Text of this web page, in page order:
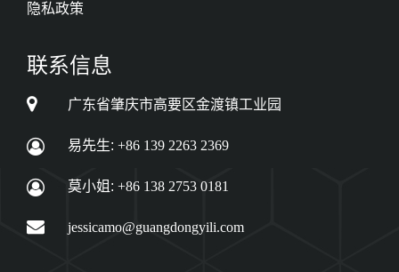
隐私政策
联系信息
广东省肇庆市高要区金渡镇工业园
易先生: +86 139 2263 2369
莫小姐: +86 138 2753 0181
jessicamo@guangdongyili.com